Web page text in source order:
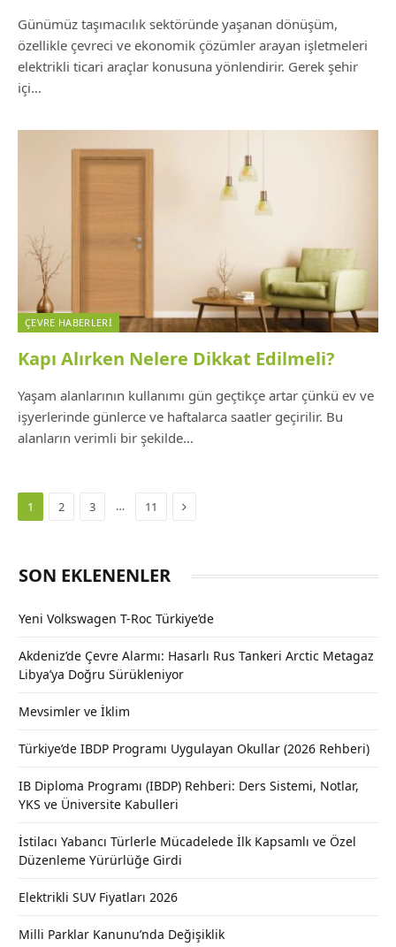
Günümüz taşımacılık sektöründe yaşanan dönüşüm,
özellikle çevreci ve ekonomik çözümler arayan işletmeleri
elektrikli ticari araçlar konusuna yönlendirir. Gerek şehir
içi…
ÇEVRE HABERLERI
Kapı Alırken Nelere Dikkat Edilmeli?
Yaşam alanlarının kullanımı gün geçtikçe artar çünkü ev ve
işyerlerinde günlerce ve haftalarca saatler geçirilir. Bu
alanların verimli bir şekilde…
1 2 3 … 11 Next
SON EKLENENLER
Yeni Volkswagen T-Roc Türkiye’de
Akdeniz’de Çevre Alarmı: Hasarlı Rus Tankeri Arctic Metagaz
Libya’ya Doğru Sürükleniyor
Mevsimler ve İklim
Türkiye’de IBDP Programı Uygulayan Okullar (2026 Rehberi)
IB Diploma Programı (IBDP) Rehberi: Ders Sistemi, Notlar,
YKS ve Üniversite Kabulleri
İstilacı Yabancı Türlerle Mücadelede İlk Kapsamlı ve Özel
Düzenleme Yürürlüğe Girdi
Elektrikli SUV Fiyatları 2026
Milli Parklar Kanunu’nda Değişiklik